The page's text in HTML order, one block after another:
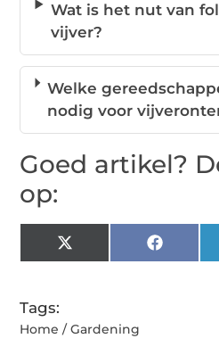
Wat is het nut van
vijver?
Welke
nodig voor
Goed artikel?
op:
X
(Twitter)
Tags:
Home / Gardening